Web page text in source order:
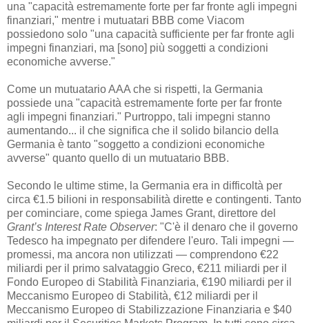
una "capacità estremamente forte per far fronte agli impegni
finanziari," mentre i mutuatari BBB come Viacom
possiedono solo "una capacità sufficiente per far fronte agli
impegni finanziari, ma [sono] più soggetti a condizioni
economiche avverse."
Come un mutuatario AAA che si rispetti, la Germania
possiede una "capacità estremamente forte per far fronte
agli impegni finanziari." Purtroppo, tali impegni stanno
aumentando... il che significa che il solido bilancio della
Germania è tanto "soggetto a condizioni economiche
avverse" quanto quello di un mutuatario BBB.
Secondo le ultime stime, la Germania era in difficoltà per
circa €1.5 bilioni in responsabilità dirette e contingenti. Tanto
per cominciare, come spiega James Grant, direttore del
Grant’s Interest Rate Observer: "C'è il denaro che il governo
Tedesco ha impegnato per difendere l'euro. Tali impegni —
promessi, ma ancora non utilizzati — comprendono €22
miliardi per il primo salvataggio Greco, €211 miliardi per il
Fondo Europeo di Stabilità Finanziaria, €190 miliardi per il
Meccanismo Europeo di Stabilità, €12 miliardi per il
Meccanismo Europeo di Stabilizzazione Finanziaria e $40